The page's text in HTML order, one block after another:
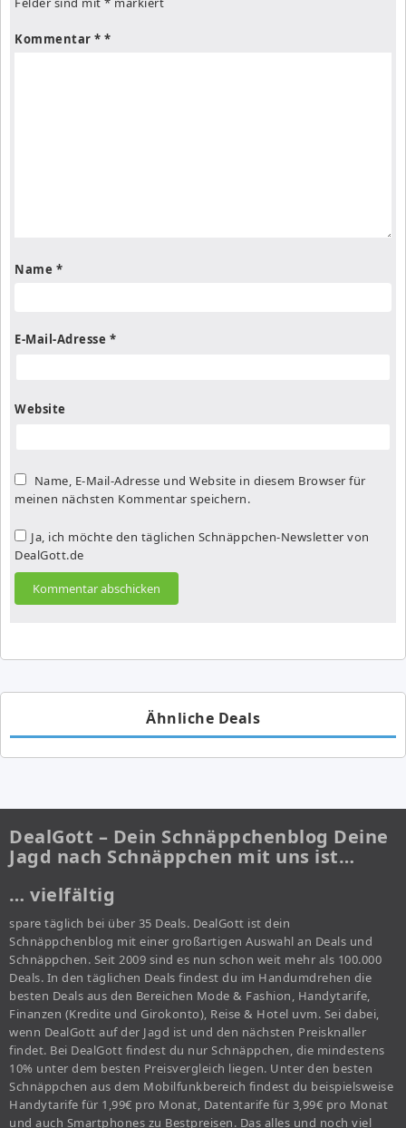
Kommentar *
Name *
E-Mail-Adresse *
Website
Name, E-Mail-Adresse und Website in diesem Browser für
meinen nächsten Kommentar speichern.
Ja, ich möchte den täglichen Schnäppchen-Newsletter von
DealGott.de
Ähnliche Deals
DealGott – Dein Schnäppchenblog Deine
Jagd nach Schnäppchen mit uns ist…
… vielfältig
spare täglich bei über 35 Deals. DealGott ist dein
Schnäppchenblog mit einer großartigen Auswahl an Deals und
Schnäppchen. Seit 2009 sind es nun schon weit mehr als 100.000
Deals. In den täglichen Deals findest du im Handumdrehen die
besten Deals aus den Bereichen Mode & Fashion, Handytarife,
Finanzen (Kredite und Girokonto), Reise & Hotel uvm. Sei dabei,
wenn DealGott auf der Jagd ist und den nächsten Preisknaller
findet. Bei DealGott findest du nur Schnäppchen, die mindestens
10% unter dem besten Preisvergleich liegen. Unter den besten
Schnäppchen aus dem Mobilfunkbereich findest du beispielsweise
Handytarife für 1,99€ pro Monat, Datentarife für 3,99€ pro Monat
und auch Smartphones zu Bestpreisen. Das alles und noch viel